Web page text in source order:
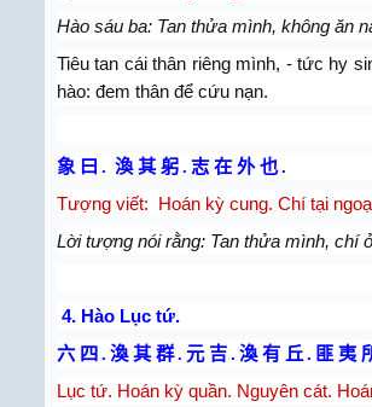
Hào sáu ba: Tan thửa mình, không ăn
Tiêu tan cái thân riêng mình, - tức hy
hào: đem thân để cứu nạn.
象 曰 . 渙 其 躬. 志 在 外 也.
Tượng viết: Hoán kỳ cung. Chí tại
Lời tượng nói rằng: Tan thửa mình, chí
4. Hào Lục tứ.
六 四. 渙 其 群. 元 吉. 渙 有 丘. 匪 夷
Lục tứ. Hoán kỳ quần. Nguyên cát.